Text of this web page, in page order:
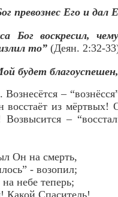
превознес Его и
Бог воскресил,
то” (Деян. 2:32-
будет
Вознесётся –
из мёртвых!
–
Он на смерть,
- возопил;
небе теперь;
Какой Спаситель!